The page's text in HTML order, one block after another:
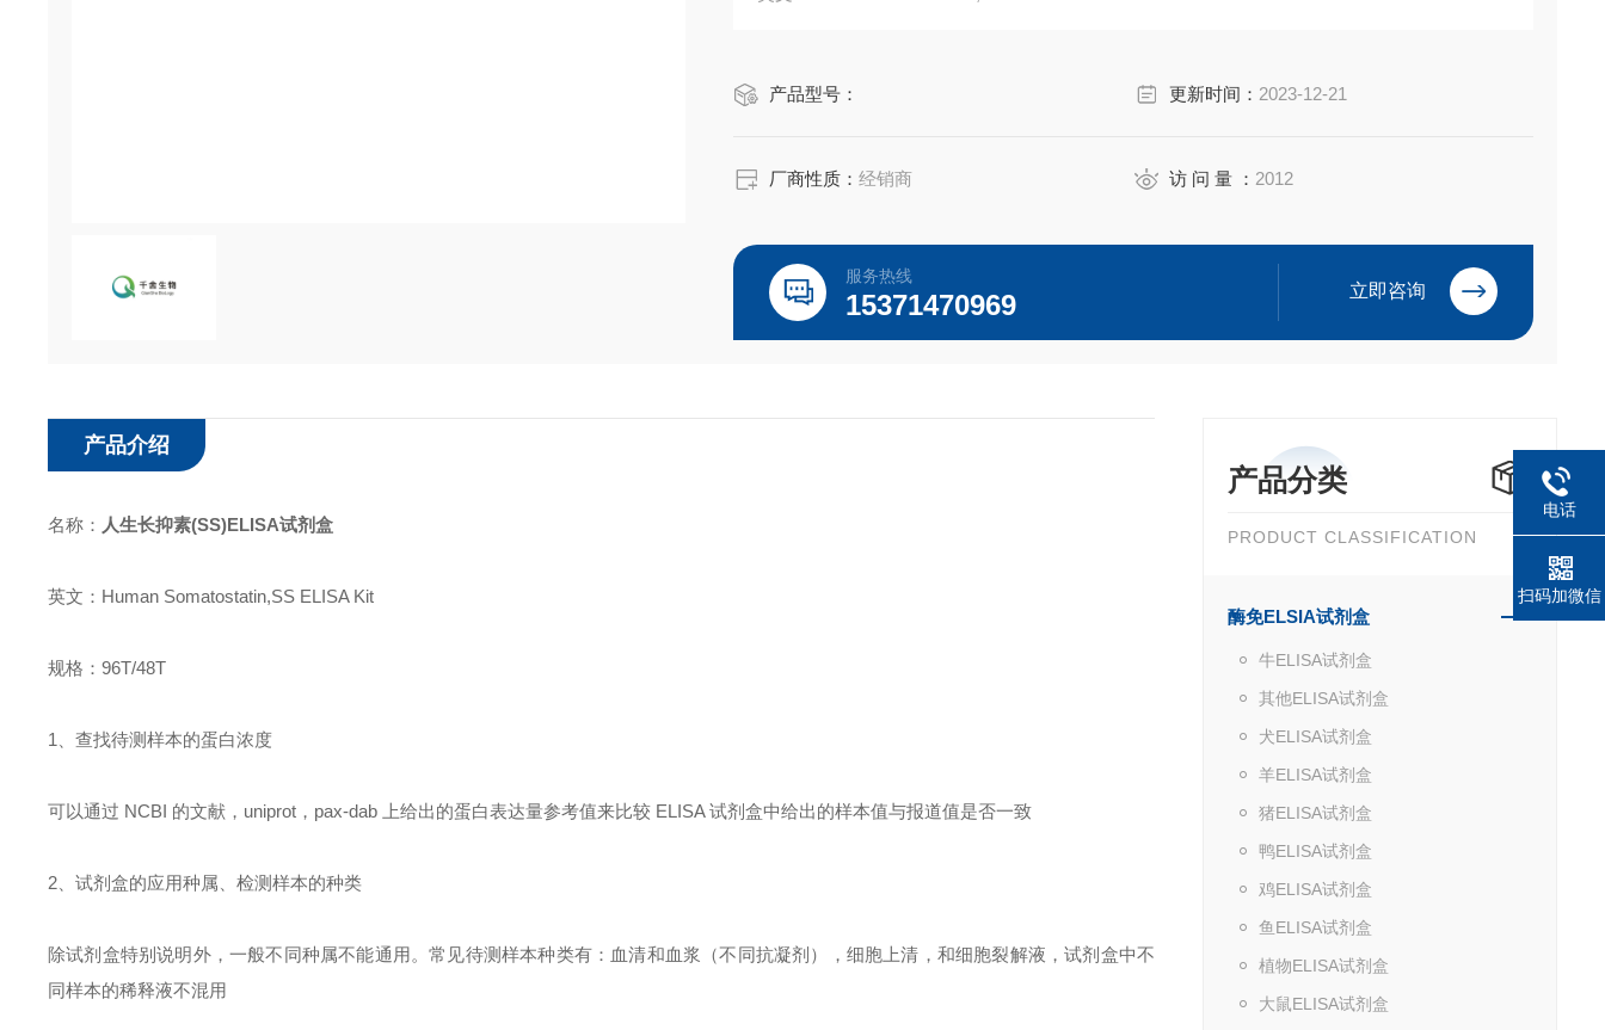
大鼠ELISA试剂盒，小鼠ELISA试剂盒，ELISA检测试剂盒，ELISA试剂盒，豚鼠ELISA试剂
植物ELISA试剂盒，昆虫ELISA试剂盒，猪ELISA
产品型号： 更新时间： 2023-12-21
厂商性质：经销商 访 问 量 ： 2012
服务热线
15371470969 立即咨询
产品分类
PRODUCT CLASSIFICATION
酶免ELSIA试剂盒
牛ELISA试剂盒
其他ELISA试剂盒
犬ELISA试剂盒
羊ELISA试剂盒
猪ELISA试剂盒
鸭ELISA试剂盒
鸡ELISA试剂盒
鱼ELISA试剂盒
植物ELISA试剂盒
大鼠ELISA试剂盒
产品介绍
名称： 人生长抑素(SS)ELISA试剂盒
英文： Human Somatostatin,SS ELISA Kit
规格： 96T/48T
1 、查找待测样本的蛋白浓度
可以通过 NCBI 的文献， uniprot ， pax-dab 上给出的蛋白表达量参考值来比较 ELISA试剂盒中给出的样本值与报道值是否一致
2 、试剂盒的应用种属、检测样本的种类
除试剂盒特别说明外，一般不同种属不能通用。常见待测样本种类有：血清和血浆（不同抗凝剂），细胞上清，和细胞裂解液，试剂盒中不
同样本的稀释液不混用
电话
扫码加微信